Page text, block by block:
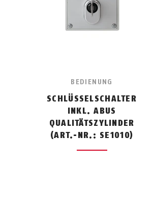
BEDIENUNG
SCHLÜSSELSCHALTER
INKL. ABUS
QUALITÄTSZYLINDER
(ART.-NR.: SE1010)